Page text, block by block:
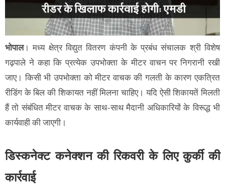
भोपाल। मध्य क्षेत्र विद्युत वितरण कंपनी के प्रबंध संचालक श्री विशेष
गढ़पाले ने कहा कि प्रत्येक उपभोक्ता के मीटर वाचन पर निगरानी रखी
जाए। किसी भी उपभोक्ता को मीटर वाचक की गलती के कारण एकत्रित
रीडिंग के बिल की शिकायत नहीं मिलना चाहिए। यदि ऐसी शिकायतें मिलती
हैं तो संबंधित मीटर वाचक के साथ-साथ मैदानी अधिकारियों के विरूद्ध भी
कार्यवाही की जाएगी।
डिस्कनेक्ट कनेक्शन की रिकवरी के लिए कुर्की की
कार्रवाई